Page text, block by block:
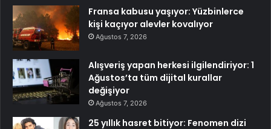
Fransa kabusu yaşıyor: Yüzbinlerce
kişi kaçıyor alevler kovalıyor
Ağustos 7, 2026
Alışveriş yapan herkesi ilgilendiriyor: 1
Ağustos’ta tüm dijital kurallar
değişiyor
Ağustos 7, 2026
25 yıllık hasret bitiyor: Fenomen dizi